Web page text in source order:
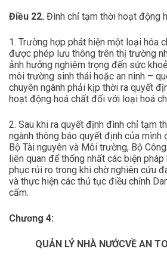
Điều 22. Đình chỉ tạm thời hoạt động
1. Trường hợp phát hiện một loại hóa
được phép lưu thông trên thị trường
ảnh hưởng nghiêm trọng đến sức
môi trường sinh thái hoặc an ninh –
chuyên ngành phải kịp thời ra quyết
hoạt động hoá chất đối với loại hoá
2. Sau khi ra quyết định đình chỉ tạm
ngành thông báo quyết định của mình
Bộ Tài nguyên và Môi trường, Bộ
liên quan để thống nhất các biện
phục rủi ro trong khi chờ nghiên cứu
và thực hiện các thủ tục điều chỉnh
cấm.
Chương 4:
QUẢN LÝ NHÀ NƯỚCVỀ AN